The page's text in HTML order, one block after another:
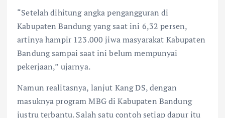
“Setelah dihitung angka pengangguran di
Kabupaten Bandung yang saat ini 6,32 persen,
artinya hampir 123.000 jiwa masyarakat Kabupaten
Bandung sampai saat ini belum mempunyai
pekerjaan,” ujarnya.
Namun realitasnya, lanjut Kang DS, dengan
masuknya program MBG di Kabupaten Bandung
justru terbantu. Salah satu contoh setiap dapur itu